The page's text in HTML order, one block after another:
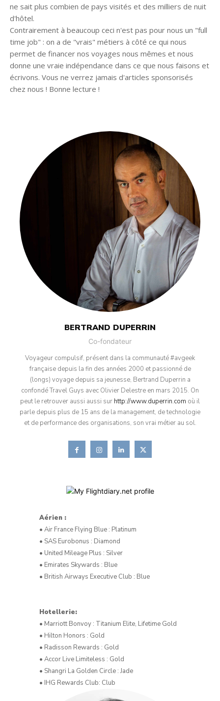
ne sait plus combien de pays visités et des milliers de nuit
d'hôtel.
Contrairement à beaucoup ceci n'est pas pour nous un "full
time job" : on a de "vrais" métiers à côté ce qui nous
permet de financer nos voyages nous mêmes et nous
donne une vraie indépendance dans ce que nous faisons et
écrivons. Vous ne verrez jamais d'articles sponsorisés
chez nous ! Bonne lecture !
BERTRAND DUPERRIN
Co-fondateur
Voyageur compulsif, présent dans la communauté #avgeek
française depuis la fin des années 2000 et passionné de
(longs) voyage depuis sa jeunesse, Bertrand Duperrin a
confondé Travel Guys avec Olivier Delestre en mars 2015. On
peut le retrouver aussi aussi sur http://www.duperrin.com où il
parle depuis plus de 15 ans de la management, de technologie
et de performance des organisations, son vrai métier au sol.
Aérien :
• Air France Flying Blue : Platinum
• SAS Eurobonus : Diamond
• United Mileage Plus : Silver
• Emirates Skywards : Blue
• British Airways Executive Club : Blue
Hotellerie:
• Marriott Bonvoy : Titanium Elite, Lifetime Gold
• Hilton Honors : Gold
• Radisson Rewards : Gold
• Accor Live Limiteless : Gold
• Shangri La Golden Circle : Jade
• IHG Rewards Club: Club